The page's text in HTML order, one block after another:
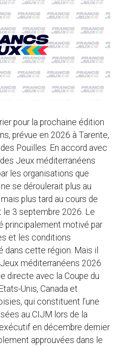
pour la prochaine édition
prévue en 2026 à Tarente,
Pouilles. En accord avec
Jeux méditerranéens
les organisations que
se déroulerait plus au
plus tard au cours de
le 3 septembre 2026. Le
principalement motivé par
et les conditions
cette région. Mais il
méditerranéens 2026
directe avec la Coupe du
Unis, Canada et
qui constituent l’une
au CIJM lors de la
en décembre dernier
approuvées dans le